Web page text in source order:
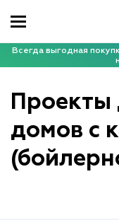
Всегда выгодная
Проекты
домов с